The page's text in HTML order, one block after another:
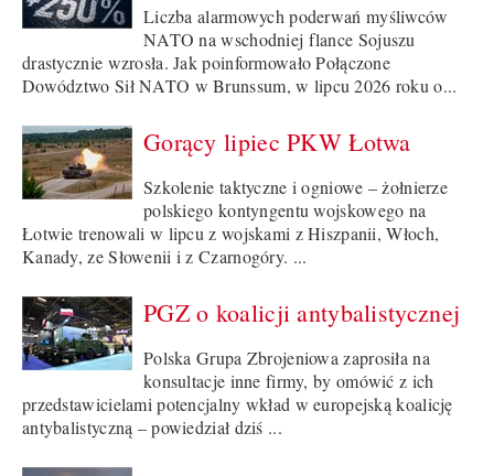
Liczba alarmowych poderwań myśliwców
NATO na wschodniej flance Sojuszu
drastycznie wzrosła. Jak poinformowało Połączone
Dowództwo Sił NATO w Brunssum, w lipcu 2026 roku o...
Gorący lipiec PKW Łotwa
Szkolenie taktyczne i ogniowe – żołnierze
polskiego kontyngentu wojskowego na
Łotwie trenowali w lipcu z wojskami z Hiszpanii, Włoch,
Kanady, ze Słowenii i z Czarnogóry. ...
PGZ o koalicji antybalistycznej
Polska Grupa Zbrojeniowa zaprosiła na
konsultacje inne firmy, by omówić z ich
przedstawicielami potencjalny wkład w europejską koalicję
antybalistyczną – powiedział dziś ...